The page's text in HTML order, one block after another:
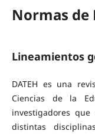
Normas de
Lineamientos
DATEH es una
Ciencias de la
investigadores
distintas